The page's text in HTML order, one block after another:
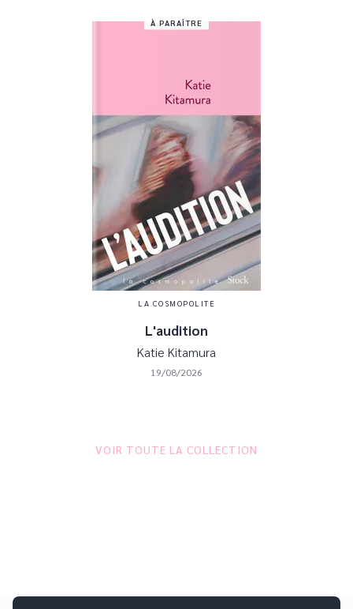
À PARAÎTRE
LA COSMOPOLITE
L'audition
Katie Kitamura
19/08/2026
VOIR TOUTE LA COLLECTION